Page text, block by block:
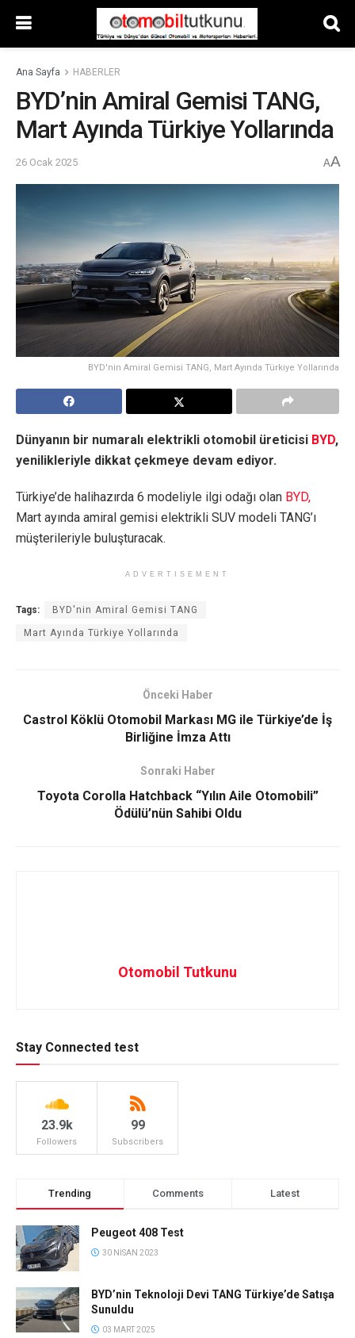
Ana Sayfa HABERLER
BYD’nin Amiral Gemisi TANG,
Mart Ayında Türkiye Yollarında
26 Ocak 2025 AA
BYD'nin Amiral Gemisi TANG, Mart Ayında Türkiye Yollarında
Dünyanın bir numaralı elektrikli otomobil üreticisi BYD,
yenilikleriyle dikkat çekmeye devam ediyor.
Türkiye’de halihazırda 6 modeliyle ilgi odağı olan BYD,
Mart ayında amiral gemisi elektrikli SUV modeli TANG’ı
müşterileriyle buluşturacak.
ADVERTISEMENT
Tags: BYD'nin Amiral Gemisi TANG
Mart Ayında Türkiye Yollarında
Önceki Haber
Castrol Köklü Otomobil Markası MG ile Türkiye’de İş
Birliğine İmza Attı
Sonraki Haber
Toyota Corolla Hatchback “Yılın Aile Otomobili”
Ödülü’nün Sahibi Oldu
Otomobil Tutkunu
Stay Connected test
23.9k
Followers
99
Subscribers
Trending Comments Latest
Peugeot 408 Test
30 NISAN 2023
BYD’nin Teknoloji Devi TANG Türkiye’de Satışa
Sunuldu
03 MART 2025